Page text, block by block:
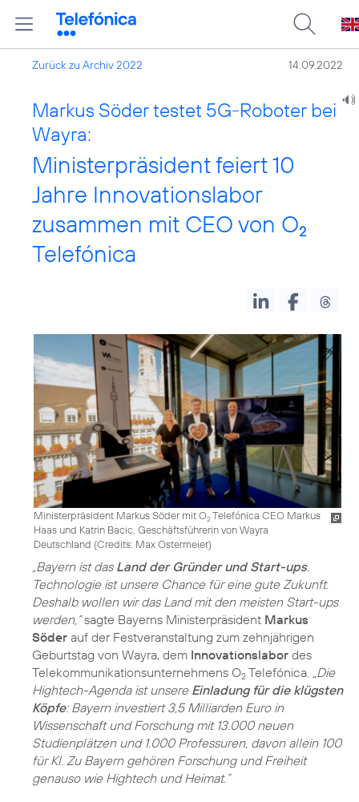
Zurück zu Archiv 2022 14.09.2022
Markus Söder testet 5G-Roboter bei
Wayra:
Ministerpräsident feiert 10
Jahre Innovationslabor
zusammen mit CEO von O2
Telefónica
Ministerpräsident Markus Söder mit O2Telefónica CEO Markus
Haas und Katrin Bacic, Geschäftsführerin von Wayra
Deutschland (Credits: Max Ostermeier)
„Bayern ist das Land der Gründer und Start-ups.
Technologie ist unsere Chance für eine gute Zukunft.
Deshalb wollen wir das Land mit den meisten Start-ups
werden,“sagte Bayerns Ministerpräsident Markus
Söder auf der Festveranstaltung zum zehnjährigen
Geburtstag von Wayra, dem Innovationslabor des
Telekommunikationsunternehmens O2 Telefónica.
„Die
Hightech-Agenda ist unsere Einladung für die klügsten
Köpfe: Bayern investiert 3,5 Milliarden Euro in
Wissenschaft und Forschung mit 13.000 neuen
Studienplätzen und 1.000 Professuren, davon allein 100
für KI. Zu Bayern gehören Forschung und Freiheit
genauso wie Hightech und Heimat.”